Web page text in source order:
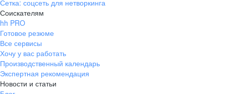
Сетка: соцсеть для нетворкинга
Соискателям
hh PRO
Готовое резюме
Все сервисы
Хочу у вас работать
Производственный календарь
Экспертная рекомендация
Новости и статьи